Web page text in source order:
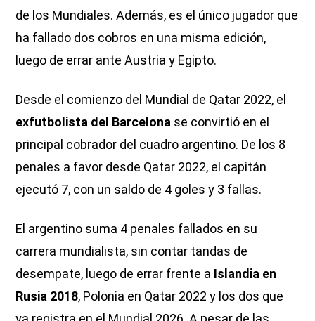
de los Mundiales. Además, es el único jugador que
ha fallado dos cobros en una misma edición,
luego de errar ante Austria y Egipto.
Desde el comienzo del Mundial de Qatar 2022, el
exfutbolista del Barcelona se convirtió en el
principal cobrador del cuadro argentino. De los 8
penales a favor desde Qatar 2022, el capitán
ejecutó 7, con un saldo de 4 goles y 3 fallas.
El argentino suma 4 penales fallados en su
carrera mundialista, sin contar tandas de
desempate, luego de errar frente a Islandia en
Rusia 2018, Polonia en Qatar 2022 y los dos que